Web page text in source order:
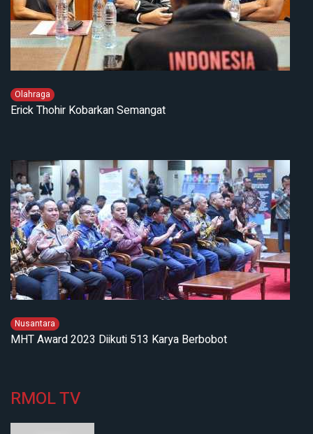
Olahraga
Erick Thohir Kobarkan Semangat
Nusantara
MHT Award 2023 Diikuti 513 Karya Berbobot
RMOL TV